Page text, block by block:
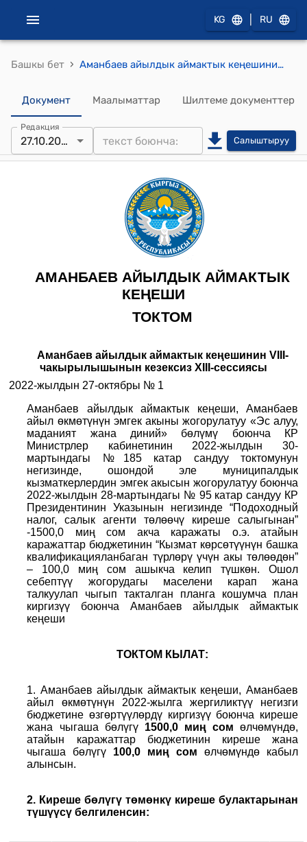
KG RU
Башкы бет › Аманбаев айылдык аймактык кеңешинин 2022-жылдын 27-октябрындагы № 1 "Бюджетке өзгөртүү" токтому
Документ Маалыматтар Шилтеме документтер
Редакция
27.10.2022 Салыштыруу